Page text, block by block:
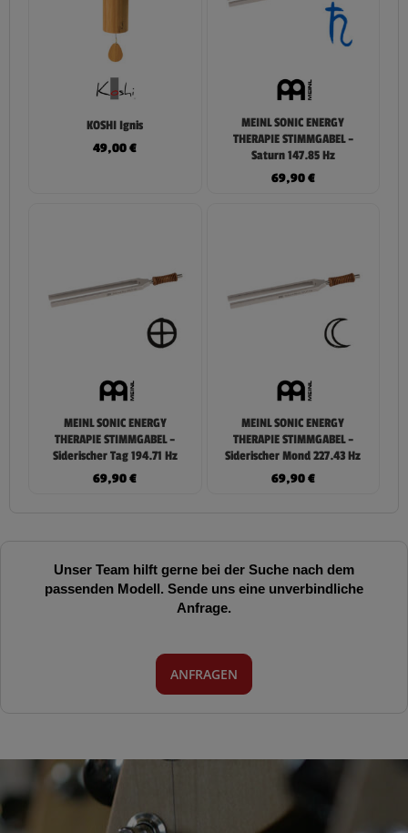
KOSHI Ignis
49,00€
MEINL SONIC ENERGY
THERAPIE STIMMGABEL –
Saturn 147.85 Hz
69,90€
MEINL SONIC ENERGY
THERAPIE STIMMGABEL –
Siderischer Tag 194.71 Hz
69,90€
MEINL SONIC ENERGY
THERAPIE STIMMGABEL –
Siderischer Mond 227.43 Hz
69,90€
Unser Team hilft gerne bei der Suche nach dem
passenden Modell. Sende uns eine unverbindliche
Anfrage.
ANFRAGEN